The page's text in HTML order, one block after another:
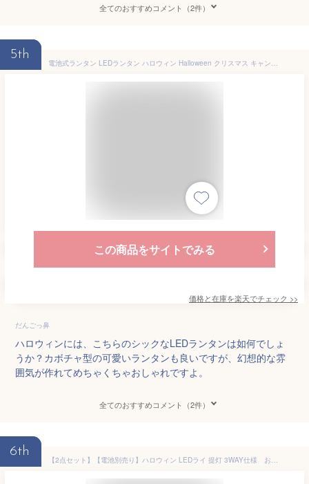
全てのおすすめコメント（2件）
5th
電池式ランタン LEDランタン ハロウィン Halloween クリスマス キャンドル ガーデンライト 装飾 照明 パーティー キャンプ ハロウィンデザイン 停電 防災 おばけ 魔女 スノーマン 雪の結晶 かわいい
この商品をサイトでみる
価格と在庫を楽天でチェック >>
だんごっ鼻
ハロウィンには、こちらのシックなLEDランタンは如何でしょ
うか？カボチャ型の可愛いランタンも良いですが、幻想的な雰
囲気が作れてめちゃくちゃおしゃれですよ。
全てのおすすめコメント（2件）
6th
【2点セット】【電池別売り】ハロウィン LEDライ 提灯 3WAY仕様 お飾り 子供 携帯 かぼちゃ ランタン 子供用 置物 バー 雰囲気 レイアウト 小道具 Halloween 人気 置物 卓上 照明飾り コンパクト おしゃれ かわいい 可愛い ポータブル 玄関 装飾 雑貨 パーティー